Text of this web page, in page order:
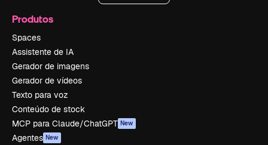
Produtos
Spaces
Assistente de IA
Gerador de imagens
Gerador de vídeos
Texto para voz
Conteúdo de stock
MCP para Claude/ChatGPT New
Agentes New